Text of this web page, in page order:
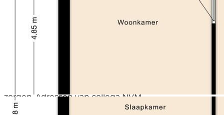
- Nabij scholen, winkels en centrum van Beverwijk
- Uitvalswegen (A9) binnen handbereik, duinen en
zorgen. Adressen van collega NVM-
aankoopmakelaars vind je op Funda.